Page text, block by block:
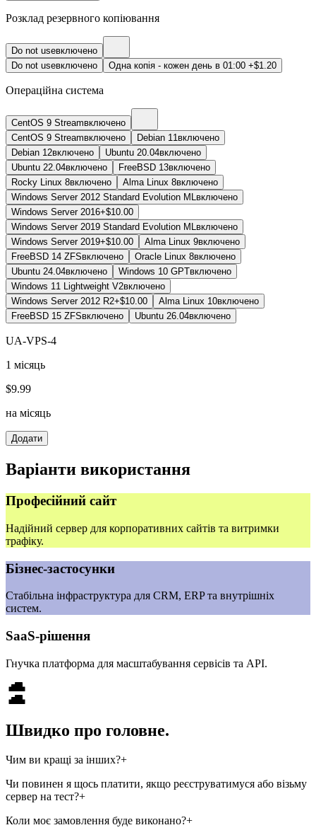
Розклад резервного копіювання
Do not useвключено
Do not useвключено Одна копія - кожен день в 01:00 +$1.20
Операційна система
CentOS 9 Streamвключено
CentOS 9 Streamвключено Debian 11включено
Debian 12включено Ubuntu 20.04включено
Ubuntu 22.04включено FreeBSD 13включено
Rocky Linux 8включено Alma Linux 8включено
Windows Server 2012 Standard Evolution MLвключено
Windows Server 2016+$10.00
Windows Server 2019 Standard Evolution MLвключено
Windows Server 2019+$10.00 Alma Linux 9включено
FreeBSD 14 ZFSвключено Oracle Linux 8включено
Ubuntu 24.04включено Windows 10 GPTвключено
Windows 11 Lightweight V2включено
Windows Server 2012 R2+$10.00 Alma Linux 10включено
FreeBSD 15 ZFSвключено Ubuntu 26.04включено
UA-VPS-4
1 місяць
$9.99
на місяць
Додати
Варіанти використання
Професійний сайт
Надійний сервер для корпоративних сайтів та витримки
трафіку.
Бізнес‑застосунки
Стабільна інфраструктура для CRM, ERP та внутрішніх
систем.
SaaS‑рішення
Гнучка платформа для масштабування сервісів та API.
Швидко про головне.
Чим ви кращі за інших?+
У нас відмінний набір опцій, які включені в надавані нами
послуги. Ми надаємо базову підтримку безкоштовно,
рамки наших зобов'язань щодо забезпечення роботи послуг.
Чи повинен я щось платити, якщо реєструватимуся або візьму
сервер на тест?+
Ні. Реєстрація не зобов'язує вас ні до чого. Ви можете не
Коли моє замовлення буде виконано?+